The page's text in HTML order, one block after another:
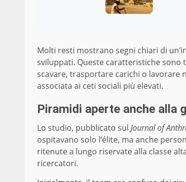
Molti resti mostrano segni chiari di
sviluppati. Queste caratteristiche sono
scavare, trasportare carichi o lavorare
associata ai ceti sociali più elevati.
Piramidi aperte anche alla
Lo studio, pubblicato sul Journal of
ospitavano solo l’élite, ma anche
ritenute a lungo riservate alla classe
ricercatori.